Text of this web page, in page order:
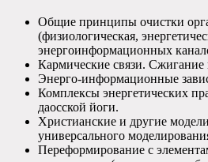
Общие принципы очистки
(физиологическая,
энергоинформационных
Кармические связи. Сжигание
Энерго-информационные
Комплексы энергетических
даосской йоги.
Христианские и другие
универсального
Переформирование с